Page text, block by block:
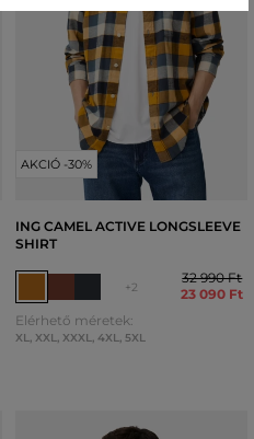
AKCIÓ -30%
ING CAMEL ACTIVE LONGSLEEVE
SHIRT
+2
32 990 Ft
23 090 Ft
Elérhető méretek:
XL, XXL, XXXL, 4XL, 5XL